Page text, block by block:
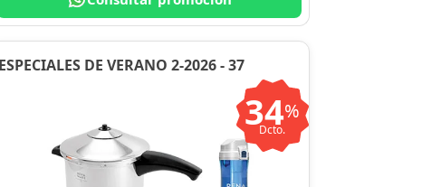
ESPECIALES DE VERANO 2-2026 - 37
34%
Dcto.